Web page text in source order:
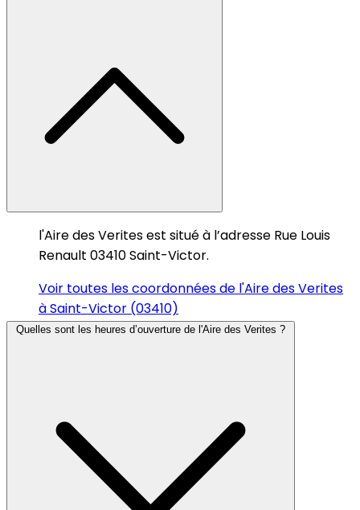
l'Aire des Verites est situé à l’adresse Rue Louis
Renault 03410 Saint-Victor.
Voir toutes les coordonnées de l'Aire des Verites
à Saint-Victor (03410)
Quelles sont les heures d’ouverture de l'Aire des Verites ?